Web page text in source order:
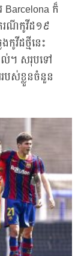
Barcelona ក៏
រណីកូវីដ១៩
វីដថ្មីនេះ
ាល់។ សរុបទៅ
បស់ខ្លួនចំនួន